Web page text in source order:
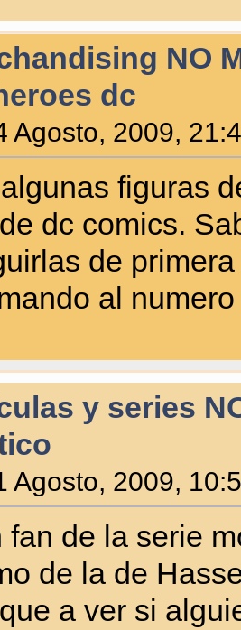
NO
dc
Agosto, 2009,
figuras
dc comics.
de
al
y series
Agosto, 2009,
fan de la serie
de la de
a ver si